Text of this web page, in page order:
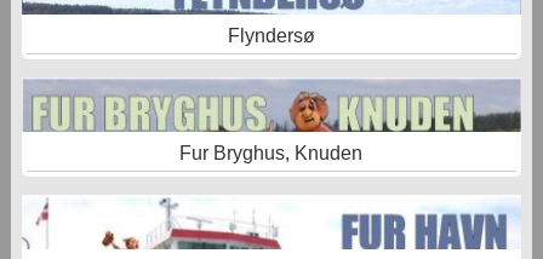
Flyndersø
Fur Bryghus, Knuden